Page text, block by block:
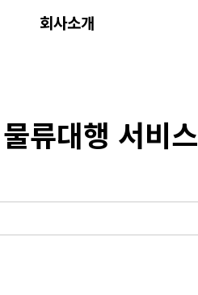
회사소개
물류대행 서비스